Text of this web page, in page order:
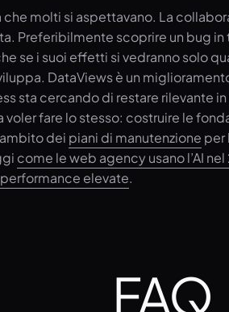
molti si aspettavano. La
Preferibilmente scoprire un bug
se i suoi effetti si vedranno solo
DataViews è un
sta cercando di restare rilevante
fare lo stesso: costruire le
dei piani di manutenzione per
come le web agency usano l’AI
elevate.
FAQ